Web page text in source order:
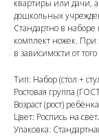
квартиры или дачи,
дошкольных
Стандартно в
комплект ножек.
в зависимости от
Тип: Набор (стол +
Ростовая группа
Возраст (рост)
Цвет: Роспись на
Упаковка: